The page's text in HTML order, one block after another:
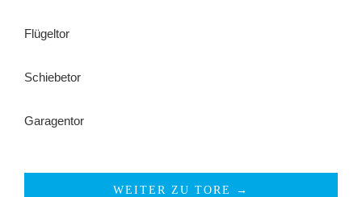
Flügeltor
Schiebetor
Garagentor
WEITER ZU TORE →